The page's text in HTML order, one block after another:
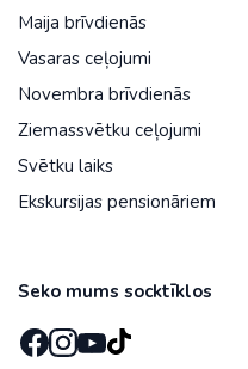
Maija brīvdienās
Vasaras ceļojumi
Novembra brīvdienās
Ziemassvētku ceļojumi
Svētku laiks
Ekskursijas pensionāriem
Seko mums socktīklos